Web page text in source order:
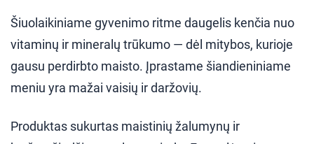
Šiuolaikiniame gyvenimo ritme daugelis kenčia nuo
vitaminų ir mineralų trūkumo — dėl mitybos, kurioje
gausu perdirbto maisto. Įprastame šiandieniniame
meniu yra mažai vaisių ir daržovių.
Produktas sukurtas maistinių žalumynų ir